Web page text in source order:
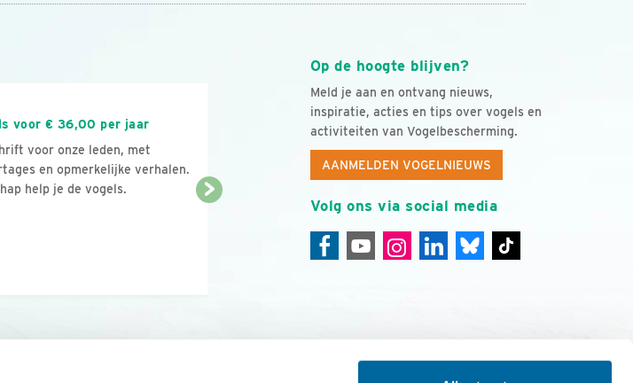
Op de hoogte blijven?
Meld je aan en ontvang nieuws,
inspiratie, acties en tips over vogels en
activiteiten van Vogelbescherming.
AANMELDEN VOGELNIEUWS
Volg ons via social media
voor € 36,00 per jaar
voor onze leden, met
en opmerkelijke verhalen.
help je de vogels.